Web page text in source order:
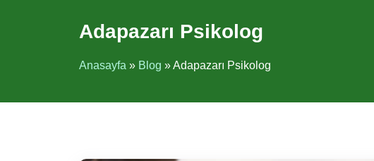
Adapazarı Psikolog
Anasayfa » Blog »Adapazarı Psikolog